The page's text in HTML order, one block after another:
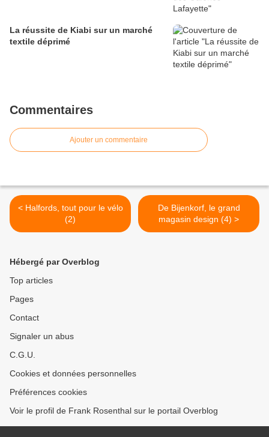
La réussite de Kiabi sur un marché
textile déprimé
Commentaires
Ajouter un commentaire
< Halfords, tout pour le vélo
(2)
De Bijenkorf, le grand
magasin design (4) >
Hébergé par Overblog
Top articles
Pages
Contact
Signaler un abus
C.G.U.
Cookies et données personnelles
Préférences cookies
Voir le profil de Frank Rosenthal sur le portail Overblog